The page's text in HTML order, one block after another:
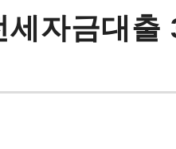
세자금대출